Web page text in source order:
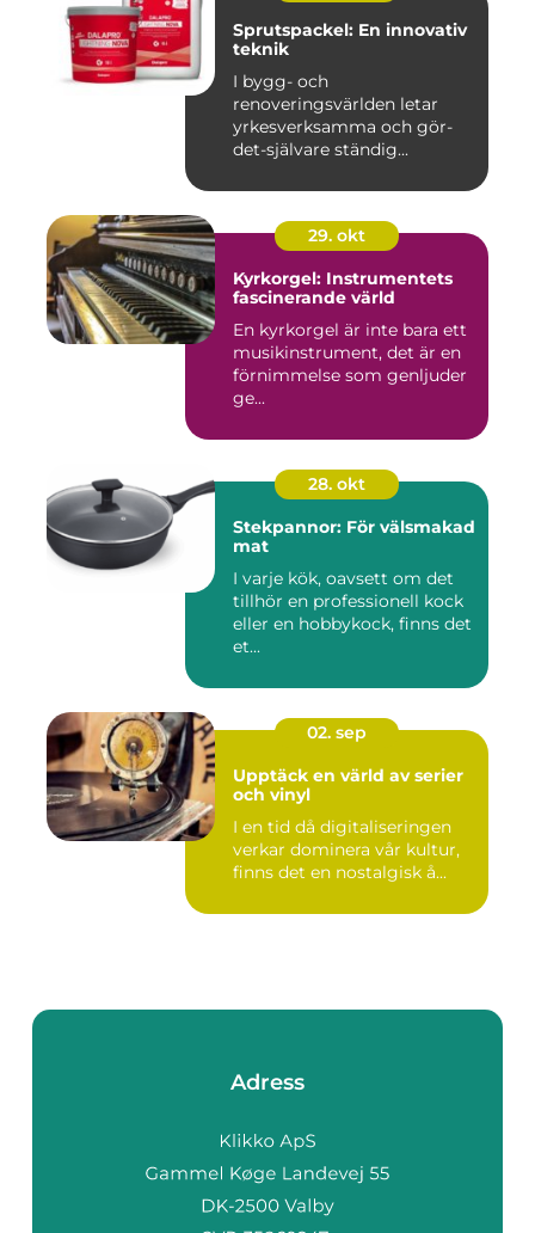
Sprutspackel: En innovativ
teknik
I bygg- och
renoveringsvärlden letar
yrkesverksamma och gör-
det-självare ständig...
29. okt
Kyrkorgel: Instrumentets
fascinerande värld
En kyrkorgel är inte bara ett
musikinstrument, det är en
förnimmelse som genljuder
ge...
28. okt
Stekpannor: För välsmakad
mat
I varje kök, oavsett om det
tillhör en professionell kock
eller en hobbykock, finns det
et...
02. sep
Upptäck en värld av serier
och vinyl
I en tid då digitaliseringen
verkar dominera vår kultur,
finns det en nostalgisk å...
Adress